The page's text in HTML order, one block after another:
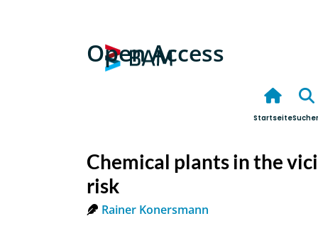
Open Access
Startseite
Chemical plants in the
risk
Rainer Konersmann